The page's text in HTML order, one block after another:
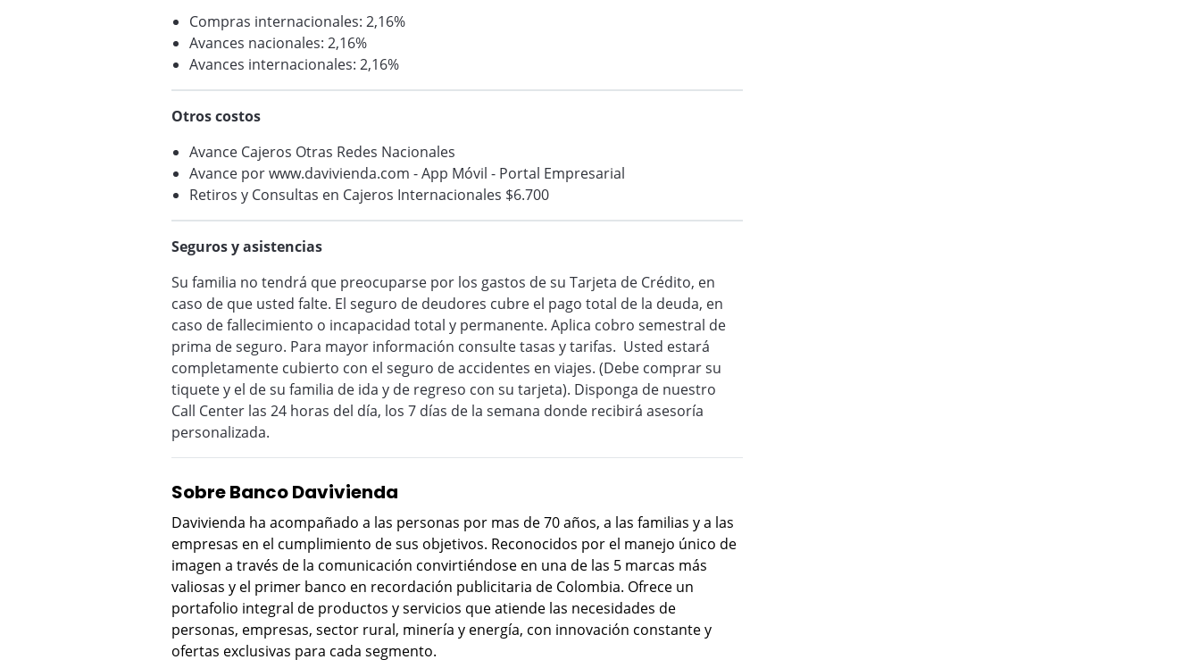
Compras internacionales: 2,16%
Avances nacionales: 2,16%
Avances internacionales: 2,16%
Otros costos
Avance Cajeros Otras Redes Nacionales
Avance por www.davivienda.com - App Móvil - Portal Empresarial
Retiros y Consultas en Cajeros Internacionales $6.700
Seguros y asistencias
Su familia no tendrá que preocuparse por los gastos de su Tarjeta de Crédito, en
caso de que usted falte. El seguro de deudores cubre el pago total de la deuda, en
caso de fallecimiento o incapacidad total y permanente. Aplica cobro semestral de
prima de seguro. Para mayor información consulte tasas y tarifas. Usted estará
completamente cubierto con el seguro de accidentes en viajes. (Debe comprar su
tiquete y el de su familia de ida y de regreso con su tarjeta). Disponga de nuestro
Call Center las 24 horas del día, los 7 días de la semana donde recibirá asesoría
personalizada.
Sobre Banco Davivienda
Davivienda ha acompañado a las personas por mas de 70 años, a las familias y a las
empresas en el cumplimiento de sus objetivos. Reconocidos por el manejo único de
imagen a través de la comunicación convirtiéndose en una de las 5 marcas más
valiosas y el primer banco en recordación publicitaria de Colombia. Ofrece un
portafolio integral de productos y servicios que atiende las necesidades de
personas, empresas, sector rural, minería y energía, con innovación constante y
ofertas exclusivas para cada segmento.